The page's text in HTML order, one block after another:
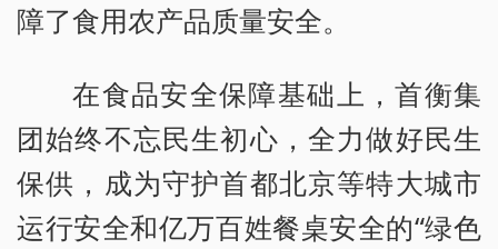
障了食用农产品质量安全。
在食品安全保障基础上，首衡集
团始终不忘民生初心，全力做好民生
保供，成为守护首都北京等特大城市
运行安全和亿万百姓餐桌安全的“绿色